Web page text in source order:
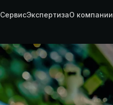
СервисЭкспертизаО компании